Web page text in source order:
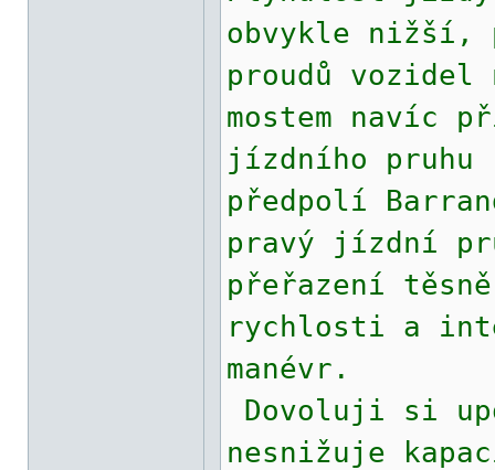
obvykle nižší,
proudů vozidel
mostem navíc
jízdního pruhu
předpolí
pravý jízdní
přeřazení
rychlosti a
manévr.
Dovoluji si
nesnižuje